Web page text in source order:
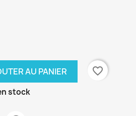
AU PANIER
favorite_border
stock